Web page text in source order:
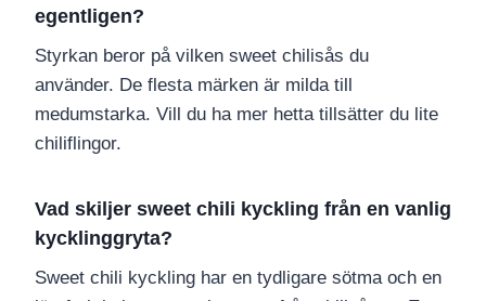
egentligen?
Styrkan beror på vilken sweet chilisås du
använder. De flesta märken är milda till
medumstarka. Vill du ha mer hetta tillsätter du lite
chiliflingor.
Vad skiljer sweet chili kyckling från en vanlig
kycklinggryta?
Sweet chili kyckling har en tydligare sötma och en